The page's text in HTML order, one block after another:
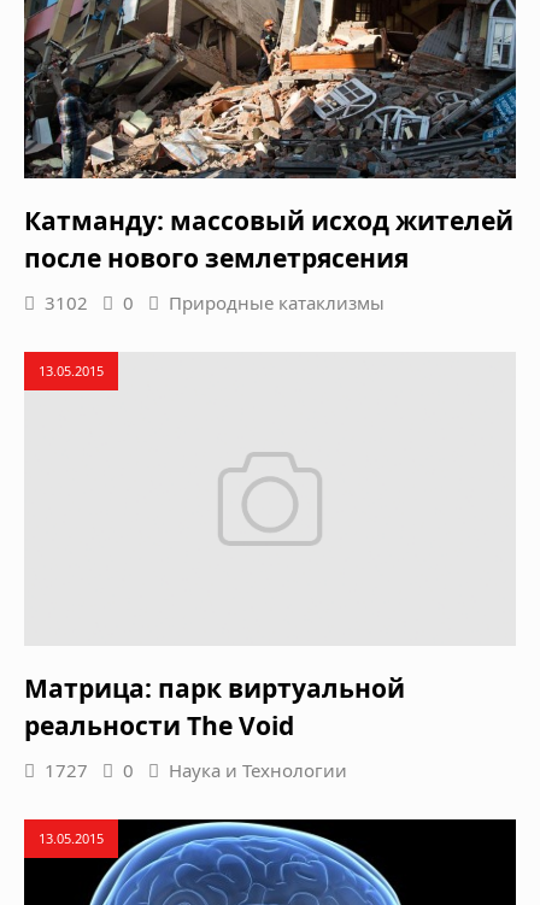
Катманду: массовый исход жителей
после нового землетрясения
3102 0 Природные катаклизмы
13.05.2015
Матрица: парк виртуальной
реальности The Void
1727 0 Наука и Технологии
13.05.2015